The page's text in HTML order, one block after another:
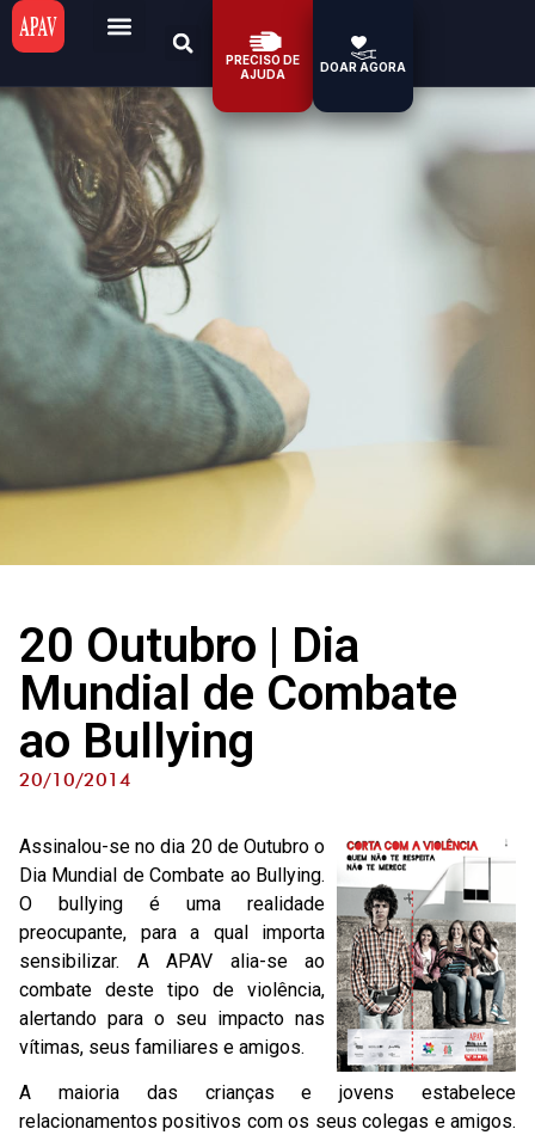
PRECISO DE
AJUDA
DOAR AGORA
20 Outubro | Dia
Mundial de Combate
ao Bullying
20/10/2014
Assinalou-se no dia 20 de Outubro o
Dia Mundial de Combate ao Bullying.
O bullying é uma realidade
preocupante, para a qual importa
sensibilizar. A APAV alia-se ao
combate deste tipo de violência,
alertando para o seu impacto nas
vítimas, seus familiares e amigos.
A maioria das crianças e jovens estabelece
relacionamentos positivos com os seus colegas e amigos.